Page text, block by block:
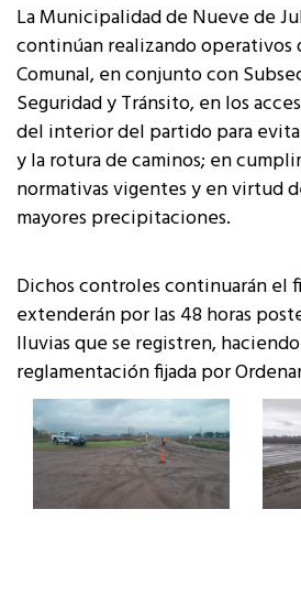
La Municipalidad de Nueve de
continúan realizando operativos
Comunal, en conjunto con
Seguridad y Tránsito, en los
del interior del partido para
y la rotura de caminos; en
normativas vigentes y en virtud
mayores precipitaciones.
Dichos controles continuarán el
extenderán por las 48 horas
lluvias que se registren,
reglamentación fijada por